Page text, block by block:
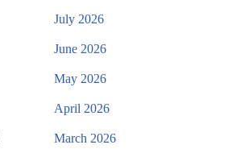
July 2026
June 2026
May 2026
April 2026
March 2026